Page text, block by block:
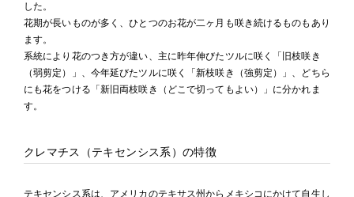
した。
花期が長いものが多く、ひとつのお花が二ヶ月も咲き続けるものもあり
ます。
系統により花のつき方が違い、主に昨年伸びたツルに咲く「旧枝咲き
（弱剪定）」、今年延びたツルに咲く「新枝咲き（強剪定）」、どちら
にも花をつける「新旧両枝咲き（どこで切ってもよい）」に分かれま
す。
クレマチス（テキセンシス系）の特徴
テキセンシス系は、アメリカのテキサス州からメキシコにかけて自生し